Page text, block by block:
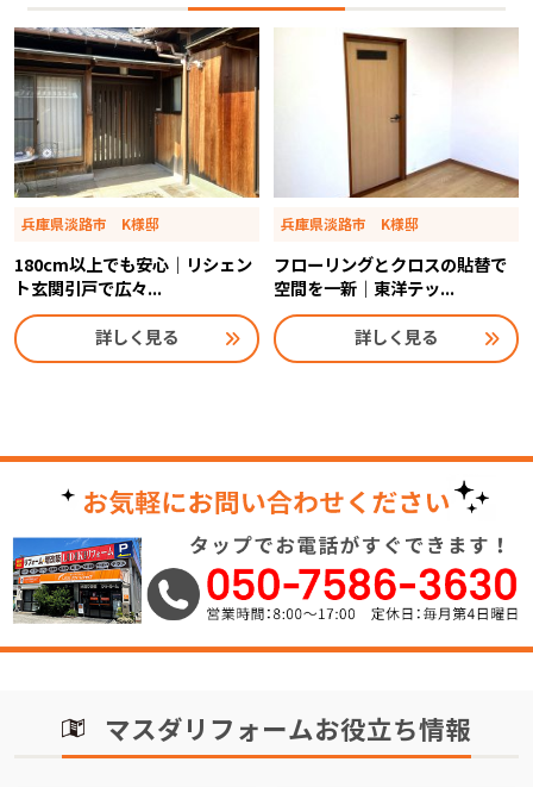
兵庫県淡路市 K様邸
180cm以上でも安心｜リシェン
ト玄関引戸で広々...
詳しく見る
兵庫県淡路市 K様邸
フローリングとクロスの貼替で
空間を一新｜東洋テッ...
詳しく見る
マスダリフォームお役立ち情報